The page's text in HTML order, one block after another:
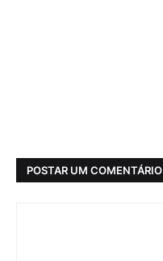
POSTAR UM COMENTÁRIO